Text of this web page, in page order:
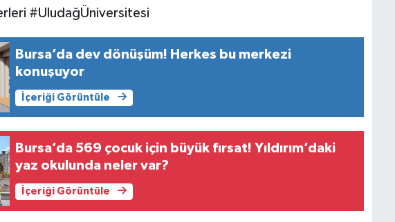
#UludağÜniversitesi
Bursa’da dev dönüşüm! Herkes bu merkezi
konuşuyor
İçeriği Görüntüle
Bursa’da 569 çocuk için büyük fırsat! Yıldırım’daki
yaz okulunda neler var?
İçeriği Görüntüle